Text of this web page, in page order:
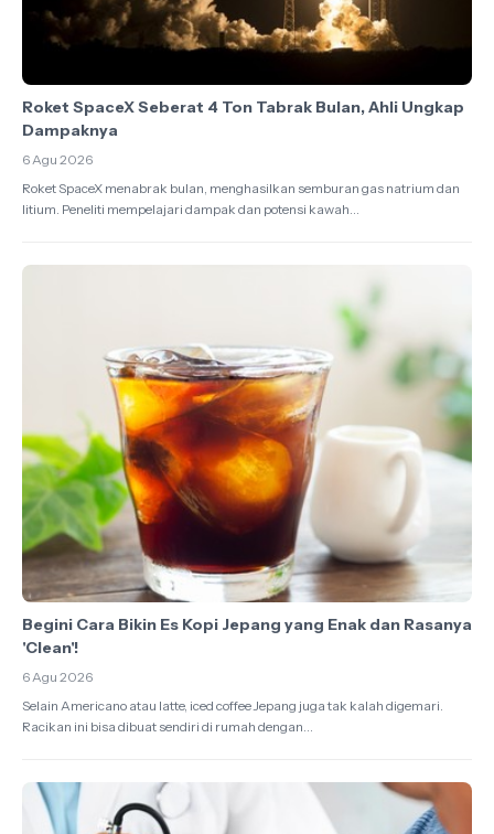
Roket SpaceX Seberat 4 Ton Tabrak Bulan, Ahli Ungkap
Dampaknya
6 Agu 2026
Roket SpaceX menabrak bulan, menghasilkan semburan gas natrium dan
litium. Peneliti mempelajari dampak dan potensi kawah...
Begini Cara Bikin Es Kopi Jepang yang Enak dan Rasanya
'Clean'!
6 Agu 2026
Selain Americano atau latte, iced coffee Jepang juga tak kalah digemari.
Racikan ini bisa dibuat sendiri di rumah dengan...